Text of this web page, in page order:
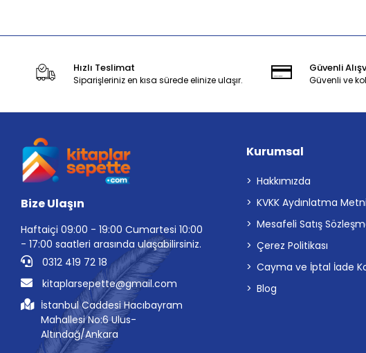
Hızlı Teslimat
Siparişleriniz en kısa sürede elinize ulaşır.
Güvenli
Güvenli ve
Bize Ulaşın
Haftaiçi 09:00 - 19:00 Cumartesi 10:00
- 17:00 saatleri arasında ulaşabilirsiniz.
0312 419 72 18
kitaplarsepette@gmail.com
İstanbul Caddesi Hacıbayram
Mahallesi No:6 Ulus-
Altındağ/Ankara
Kurumsal
Hakkımızda
KVKK Aydınlatma Metni
Mesafeli Satış
Çerez Politikası
Cayma ve İptal İade
Blog